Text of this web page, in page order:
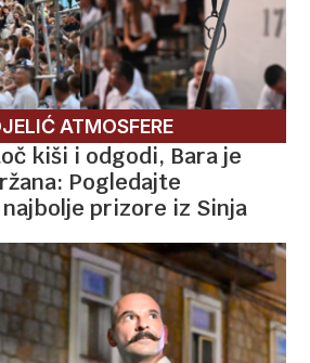
ATMOSFERE
kiši i odgodi, Bara je
Pogledajte
prizore iz Sinja